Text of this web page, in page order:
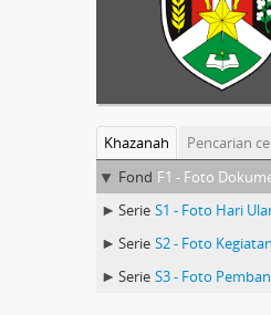
Khazanah
Pencarian
Fond F1 - Foto
Serie S1 - Foto Hari Ulang
Serie S2 - Foto Kegiatan
Serie S3 - Foto